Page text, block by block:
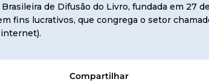
de Difusão do Livro, fundada em 27
fins lucrativos, que congrega o setor
Compartilhar